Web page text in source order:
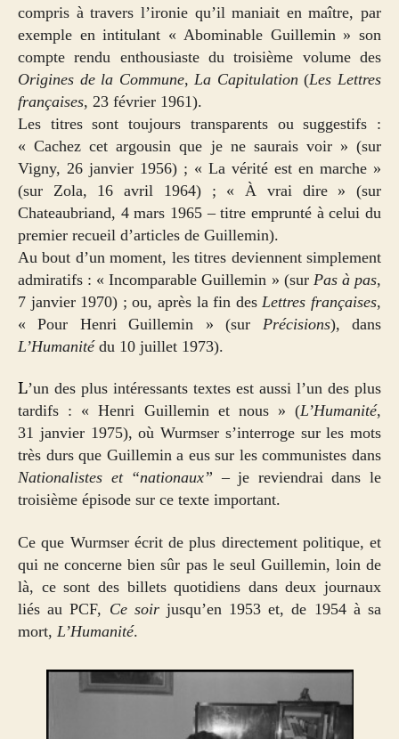
compris à travers l’ironie qu’il maniait en maître, par
exemple en intitulant « Abominable Guillemin » son
compte rendu enthousiaste du troisième volume des
Origines de la Commune, La Capitulation (Les Lettres
françaises, 23 février 1961).
Les titres sont toujours transparents ou suggestifs :
« Cachez cet argousin que je ne saurais voir » (sur
Vigny, 26 janvier 1956) ; « La vérité est en marche »
(sur Zola, 16 avril 1964) ; « À vrai dire » (sur
Chateaubriand, 4 mars 1965 – titre emprunté à celui du
premier recueil d’articles de Guillemin).
Au bout d’un moment, les titres deviennent simplement
admiratifs : « Incomparable Guillemin » (sur Pas à pas,
7 janvier 1970) ; ou, après la fin des Lettres françaises,
« Pour Henri Guillemin » (sur Précisions), dans
L’Humanitédu 10 juillet 1973).
L’un des plus intéressants textes est aussi l’un des plus
tardifs : « Henri Guillemin et nous » (L’Humanité,
31 janvier 1975), où Wurmser s’interroge sur les mots
très durs que Guillemin a eus sur les communistes dans
Nationalistes et “nationaux” – je reviendrai dans le
troisième épisode sur ce texte important.
Ce que Wurmser écrit de plus directement politique, et
qui ne concerne bien sûr pas le seul Guillemin, loin de
là, ce sont des billets quotidiens dans deux journaux
liés au PCF, Ce soirjusqu’en 1953 et, de 1954 à sa
mort, L’Humanité.